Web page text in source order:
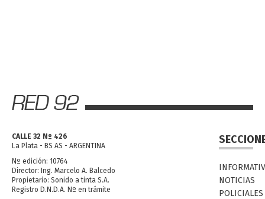
CALLE 32 Nº 426
La Plata - BS AS - ARGENTINA
Nº edición: 10764
Director: Ing. Marcelo A. Balcedo
Propietario: Sonido a tinta S.A.
Registro D.N.D.A. Nº en trámite
NOTICIAS
POLICIALES